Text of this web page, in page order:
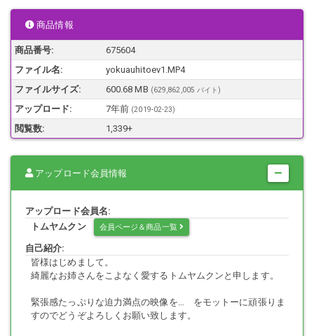
4K高画質
完全オリジナル映像です。
サンプル画像は画質を落としてます。
一部音声無し
モザイクあり。
Windows、androidスマートフォン、iPhone、iPadでの再生、保存、確
認済みです。iPhone、iPadでのダウンロード＆保存につきましては、
Documentu6 等のアプリケーションでご堪能下さい。
本商品に登場するすべての被写体は成人です。
商品情報
商品番号:
675604
ファイル名:
yokuauhitoev1.MP4
ファイルサイズ:
600.68 MB (629,862,005 バイト)
アップロード: 7年前 (2019-02-23)
閲覧数: 1,339+
アップロード会員情報
アップロード会員名:
トムヤムクン
会員ページ＆商品一覧
自己紹介:
皆様はじめまして。
綺麗なお姉さんをこよなく愛するトムヤムクンと申します。
緊張感たっぷりな迫力満点の映像を… をモットーに頑張りま
すのでどうぞよろしくお願い致します。